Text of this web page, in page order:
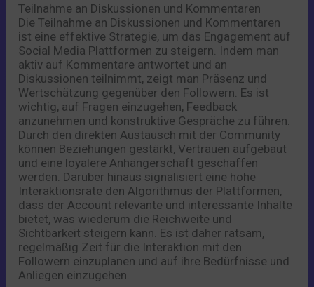
Teilnahme an Diskussionen und Kommentaren
Die Teilnahme an Diskussionen und Kommentaren
ist eine effektive Strategie, um das Engagement auf
Social Media Plattformen zu steigern. Indem man
aktiv auf Kommentare antwortet und an
Diskussionen teilnimmt, zeigt man Präsenz und
Wertschätzung gegenüber den Followern. Es ist
wichtig, auf Fragen einzugehen, Feedback
anzunehmen und konstruktive Gespräche zu führen.
Durch den direkten Austausch mit der Community
können Beziehungen gestärkt, Vertrauen aufgebaut
und eine loyalere Anhängerschaft geschaffen
werden. Darüber hinaus signalisiert eine hohe
Interaktionsrate den Algorithmus der Plattformen,
dass der Account relevante und interessante Inhalte
bietet, was wiederum die Reichweite und
Sichtbarkeit steigern kann. Es ist daher ratsam,
regelmäßig Zeit für die Interaktion mit den
Followern einzuplanen und auf ihre Bedürfnisse und
Anliegen einzugehen.